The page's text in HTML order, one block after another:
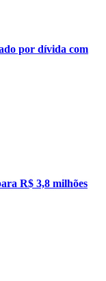
por dívida com
R$ 3,8 milhões